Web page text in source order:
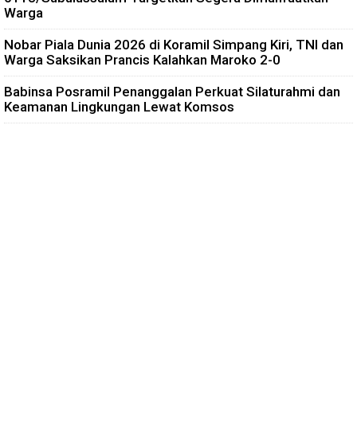
Warga
Nobar Piala Dunia 2026 di Koramil Simpang Kiri, TNI dan
Warga Saksikan Prancis Kalahkan Maroko 2-0
Babinsa Posramil Penanggalan Perkuat Silaturahmi dan
Keamanan Lingkungan Lewat Komsos